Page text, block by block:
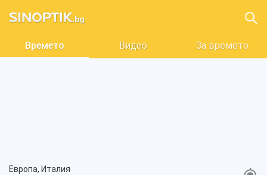
Времето Видео За времето
Европа, Италия